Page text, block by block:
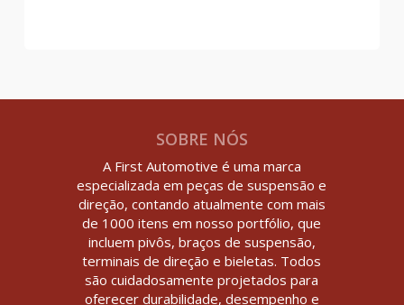
SOBRE NÓS
A First Automotive é uma marca
especializada em peças de suspensão e
direção, contando atualmente com mais
de 1000 itens em nosso portfólio, que
incluem pivôs, braços de suspensão,
terminais de direção e bieletas. Todos
são cuidadosamente projetados para
oferecer durabilidade, desempenho e